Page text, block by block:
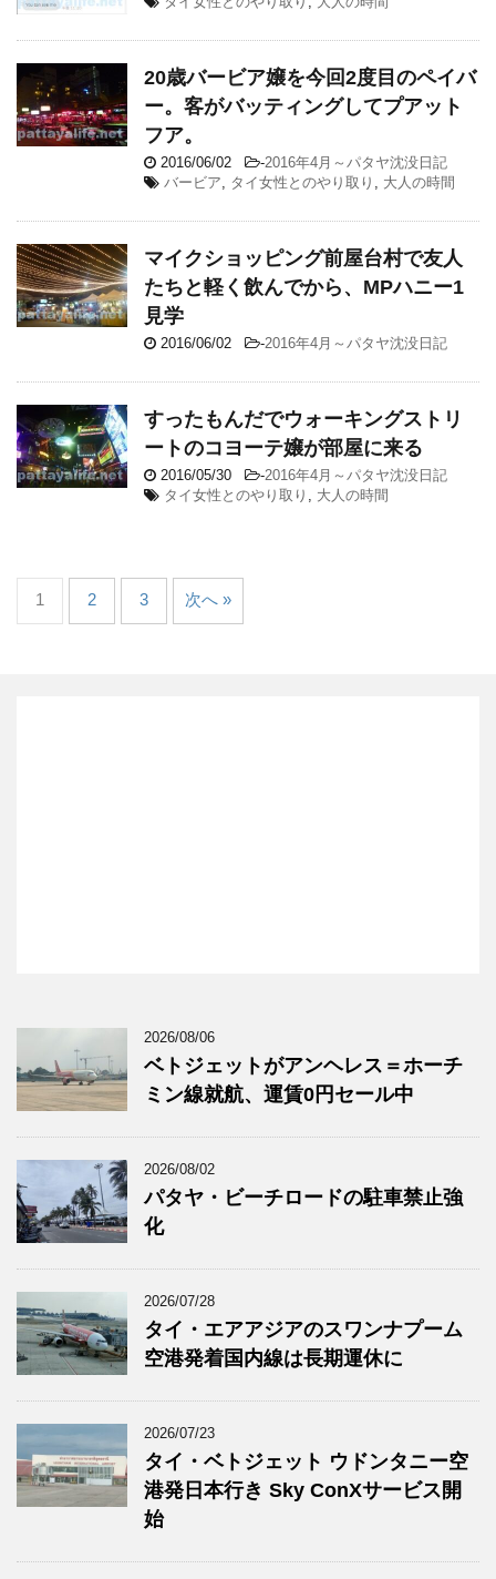
20歳バービア嬢を今回2度目のペイバ
ー。客がバッティングしてプアット
フア。
2016/06/02 -2016年4月～パタヤ沈没日記
バービア
タイ女性とのやり取り 大人の時間
マイクショッピング前屋台村で友人
たちと軽く飲んでから、MPハニー1
見学
2016/06/02 -2016年4月～パタヤ沈没日記
すったもんだでウォーキングストリ
ートのコヨーテ嬢が部屋に来る
2016/05/30 -2016年4月～パタヤ沈没日記
タイ女性とのやり取り
大人の時間
1 2 3 次へ »
2026/08/06
ベトジェットがアンヘレス＝ホーチ
ミン線就航、運賃0円セール中
2026/08/02
パタヤ・ビーチロードの駐車禁止強
化
2026/07/28
タイ・エアアジアのスワンナプーム
空港発着国内線は長期運休に
2026/07/23
タイ・ベトジェット ウドンタニー空
港発日本行き Sky ConXサービス開
始